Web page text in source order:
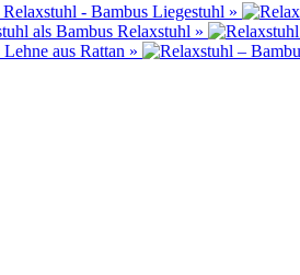
- Bambus Liegestuhl »
als Bambus Relaxstuhl »
aus Rattan »